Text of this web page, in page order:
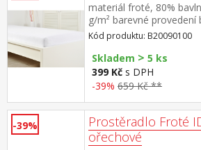
materiál froté, 80%
g/m² barevné provedení
stálobarevné, obšito
výšky 25 cm pratelné do
Kód produktu: B20090100
Skladem > 5 ks
399 Kč s DPH
-39% 659 Kč **
-39%
Prostěradlo Froté
ořechové